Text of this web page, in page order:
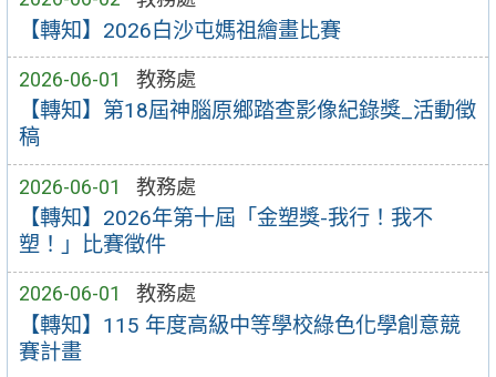
【轉知】2026白沙屯媽祖繪畫比賽
2026-06-01 教務處
【轉知】第18屆神腦原鄉踏查影像紀錄獎_活動徵
稿
2026-06-01 教務處
【轉知】2026年第十屆「金塑獎-我行！我不
塑！」比賽徵件
2026-06-01 教務處
【轉知】115 年度高級中等學校綠色化學創意競
賽計畫